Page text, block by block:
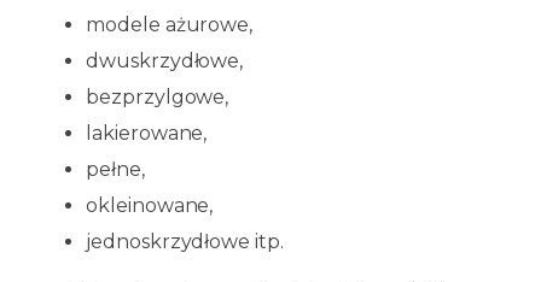
modele ażurowe,
dwuskrzydłowe,
bezprzylgowe,
lakierowane,
pełne,
okleinowane,
jednoskrzydłowe itp.